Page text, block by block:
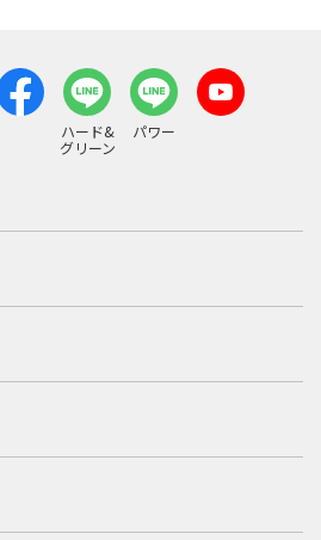
ハード&
グリーン
パワー